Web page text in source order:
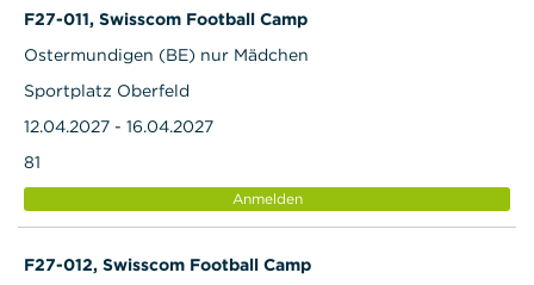
F27-011, Swisscom Football Camp
Ostermundigen (BE) nur Mädchen
Sportplatz Oberfeld
12.04.2027 - 16.04.2027
81
Anmelden
F27-012, Swisscom Football Camp